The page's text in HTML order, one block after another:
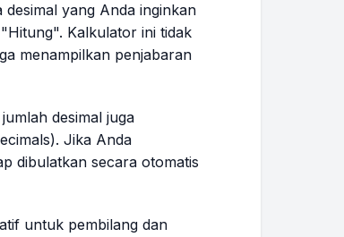
yang Anda inginkan
Kalkulator ini tidak
menampilkan penjabaran
desimal juga
). Jika Anda
dibulatkan secara otomatis
untuk pembilang dan